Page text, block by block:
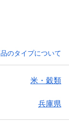
のタイプについて
米・穀類
兵庫県